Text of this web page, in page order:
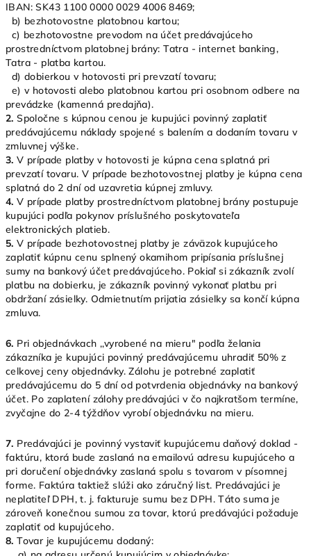
IBAN: SK43 1100 0000 0029 4006 8469;
b) bezhotovostne platobnou kartou;
c) bezhotovostne prevodom na účet predávajúceho
prostredníctvom platobnej brány: Tatra - internet banking,
Tatra - platba kartou.
d) dobierkou v hotovosti pri prevzatí tovaru;
e) v hotovosti alebo platobnou kartou pri osobnom odbere na
prevádzke (kamenná predajňa).
2. Spoločne s kúpnou cenou je kupujúci povinný zaplatiť
predávajúcemu náklady spojené s balením a dodaním tovaru v
zmluvnej výške.
3. V prípade platby v hotovosti je kúpna cena splatná pri
prevzatí tovaru. V prípade bezhotovostnej platby je kúpna cena
splatná do 2 dní od uzavretia kúpnej zmluvy.
4. V prípade platby prostredníctvom platobnej brány postupuje
kupujúci podľa pokynov príslušného poskytovateľa
elektronických platieb.
5. V prípade bezhotovostnej platby je záväzok kupujúceho
zaplatiť kúpnu cenu splnený okamihom pripísania príslušnej
sumy na bankový účet predávajúceho. Pokiaľ si zákazník zvolí
platbu na dobierku, je zákazník povinný vykonať platbu pri
obdržaní zásielky. Odmietnutím prijatia zásielky sa končí kúpna
zmluva.
6. Pri objednávkach ,,vyrobené na mieru" podľa želania
zákazníka je kupujúci povinný predávajúcemu uhradiť 50% z
celkovej ceny objednávky. Zálohu je potrebné zaplatiť
predávajúcemu do 5 dní od potvrdenia objednávky na bankový
účet. Po zaplatení zálohy predávajúci v čo najkratšom termíne,
zvyčajne do 2-4 týždňov vyrobí objednávku na mieru.
7. Predávajúci je povinný vystaviť kupujúcemu daňový doklad -
faktúru, ktorá bude zaslaná na emailovú adresu kupujúceho a
pri doručení objednávky zaslaná spolu s tovarom v písomnej
forme. Faktúra taktiež slúži ako záručný list. Predávajúci je
neplatiteľ DPH, t. j. fakturuje sumu bez DPH. Táto suma je
zároveň konečnou sumou za tovar, ktorú predávajúci požaduje
zaplatiť od kupujúceho.
8. Tovar je kupujúcemu dodaný: